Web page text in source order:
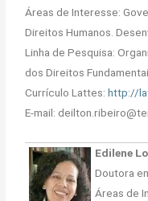
Áreas de Interesse:
Direitos Humanos.
Linha de Pesquisa:
dos Direitos
Currículo Lattes:http://
E-mail:
Edilene
Doutora
Áreas de